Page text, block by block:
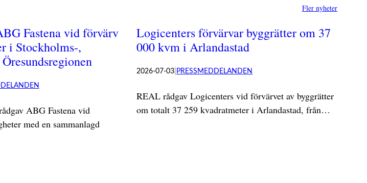
Fler nyheter
Fastena vid förvärv
i Stockholms-,
ABG Fastena vid
med en sammanlagd
Logicenters förvärvar byggrätter om 37
000 kvm i Arlandastad
2026-07-03 PRESSMEDDELANDEN
REAL rådgav Logicenters vid förvärvet av byggrätter
om totalt 37 259 kvadratmeter i Arlandastad, från…